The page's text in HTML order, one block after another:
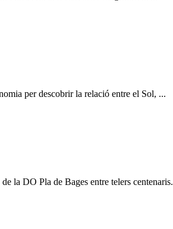
per descobrir la relació entre el Sol, ...
la DO Pla de Bages entre telers centenaris.